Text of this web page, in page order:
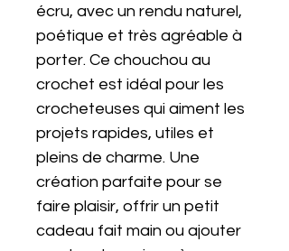
écru, avec un rendu naturel,
poétique et très agréable à
porter. Ce chouchou au
crochet est idéal pour les
crocheteuses qui aiment les
projets rapides, utiles et
pleins de charme. Une
création parfaite pour se
faire plaisir, offrir un petit
cadeau fait main ou ajouter